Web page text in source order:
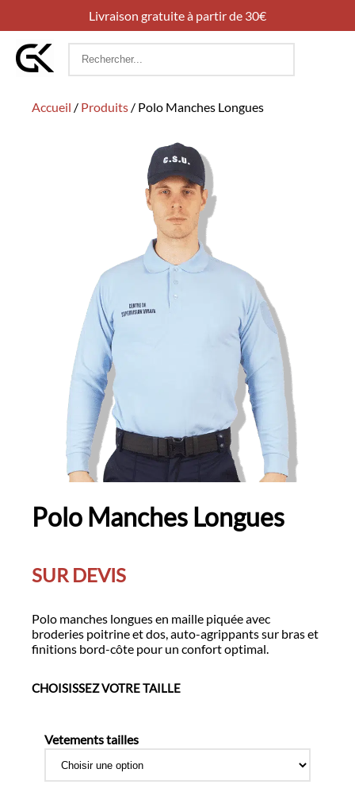
Livraison gratuite à partir de 30€
Rechercher
Accueil / Produits / Polo Manches Longues
Polo Manches Longues
SUR DEVIS
Polo manches longues en maille piquée avec
broderies poitrine et dos, auto-agrippants sur bras et
finitions bord-côte pour un confort optimal.
CHOISISSEZ VOTRE TAILLE
Vetements tailles